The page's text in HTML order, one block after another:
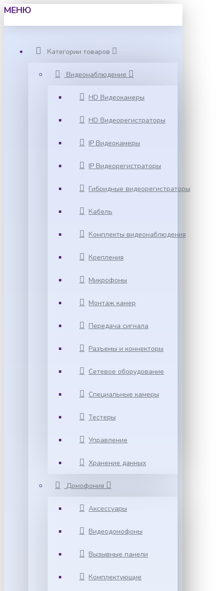
МЕНЮ
Категории товаров
Видеонаблюдение
HD Видеокамеры
HD Видеорегистраторы
IP Видеокамеры
IP Видеорегистраторы
Гибридные видеорегистраторы
Кабель
Комплекты видеонаблюдения
Крепления
Микрофоны
Монтаж камер
Передача сигнала
Разъемы и коннекторы
Сетевое оборудование
Специальные камеры
Тестеры
Управление
Хранение данных
Домофония
Аксессуары
Видеодомофоны
Вызывные панели
Комплектующие